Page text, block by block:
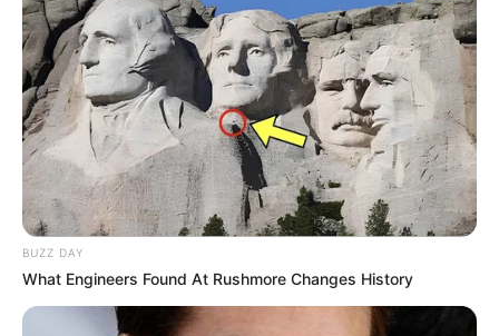
BUZZ DAY
What Engineers Found At Rushmore Changes History